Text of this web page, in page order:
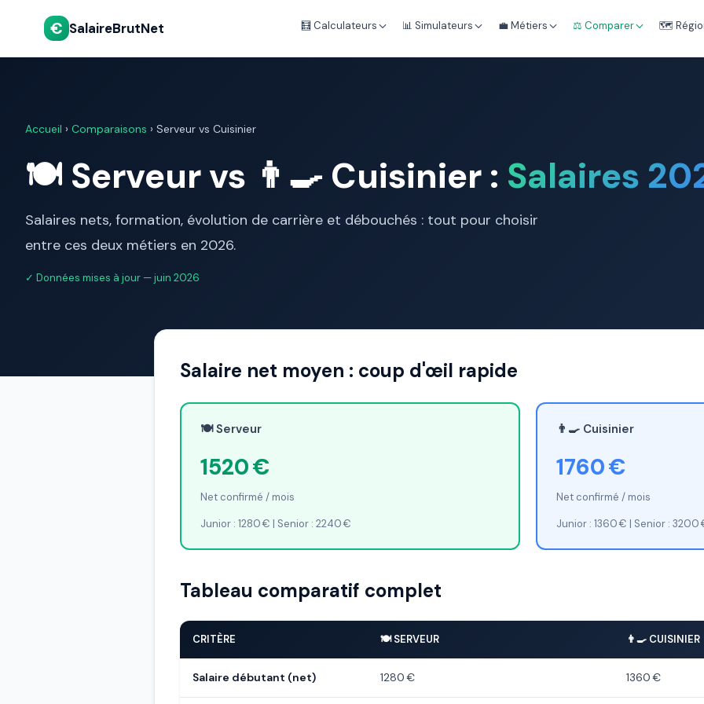
€ SalaireBrutNet 🧮 Calculateurs 📊 Simulateurs 💼 Métiers ⚖️ Comparer 🗺️
Accueil › Comparaisons › Serveur vs Cuisinier
🍽️ Serveur vs 👨‍🍳 Cuisinier : Salaires
Salaires nets, formation, évolution de carrière et débouchés : tout pour choisir
entre ces deux métiers en 2026.
✓ Données mises à jour — juin 2026
Salaire net moyen : coup d'œil rapide
🍽️ Serveur
1520 €
Net confirmé / mois
Junior : 1280 € | Senior : 2240 €
👨‍🍳 Cuisinier
1760 €
Net confirmé / mois
Junior : 1360 € | Senior : 3200
Tableau comparatif complet
CRITÈRE 🍽️ SERVEUR 👨‍🍳 CUISINIER
Salaire débutant (net) 1280 € 1360 €